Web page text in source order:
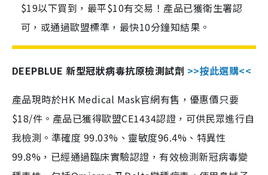
$19以下買到，最平$10有交易！產品已獲衛生署認
可，或通過歐盟標準，最快10分鐘知結果。
DEEPBLUE 新型冠狀病毒抗原檢測試劑 >>按此選購<<
產品現時於HK Medical Mask官網有售，優惠價只要
$18/件。產品已獲得歐盟CE1434認證，可供民眾進行自
我檢測。準確度 99.03%、靈敏度96.4%、特異性
99.8%，已經通過臨床實驗認證，有效檢測新冠病毒變